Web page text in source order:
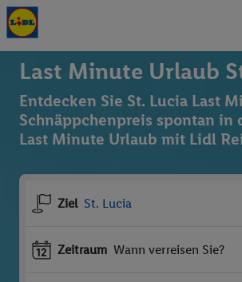
Last Minute Urlaub
Entdecken Sie St. Lucia Last
Schnäppchenpreis spontan in
Last Minute Urlaub mit Lidl
Ziel St. Lucia
Zeitraum Wann verreisen Sie?